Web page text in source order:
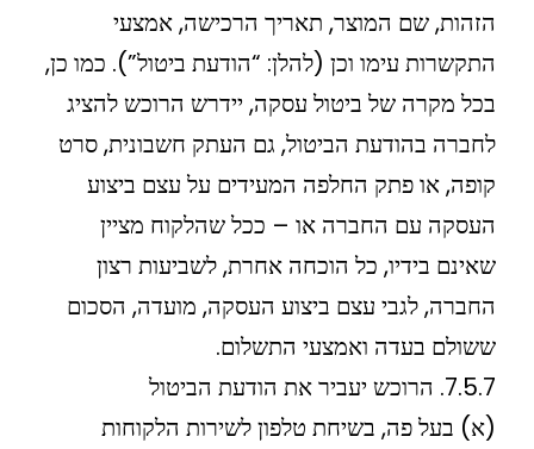
הזהות, שם המוצר, תאריך הרכישה, אמצעי
התקשרות עימו וכן (להלן: “הודעת ביטול”). כמו כן,
בכל מקרה של ביטול עסקה, יידרש הרוכש להציג
לחברה בהודעת הביטול, גם העתק חשבונית, סרט
קופה, או פתק החלפה המעידים על עצם ביצוע
העסקה עם החברה או – ככל שהלקוח מציין
שאינם בידיו, כל הוכחה אחרת, לשביעות רצון
החברה, לגבי עצם ביצוע העסקה, מועדה, הסכום
ששולם בעדה ואמצעי התשלום.
7.5.7. הרוכש יעביר את הודעת הביטול
(א) בעל פה, בשיחת טלפון לשירות הלקוחות